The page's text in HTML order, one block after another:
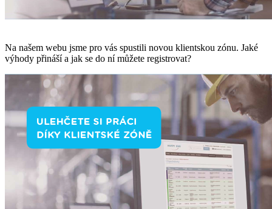
Na našem webu jsme pro vás spustili novou klientskou zónu. Jaké
výhody přináší a jak se do ní můžete registrovat?